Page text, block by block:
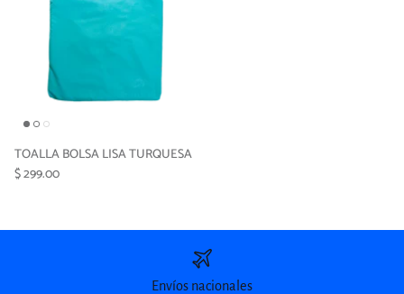
TOALLA BOLSA LISA TURQUESA
$ 299.00
Envíos nacionales